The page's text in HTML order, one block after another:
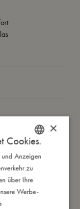
DANISH
ENGLISH
GERMAN
×
Cookies.
Anzeigen
zu
über Ihre
Werbe-